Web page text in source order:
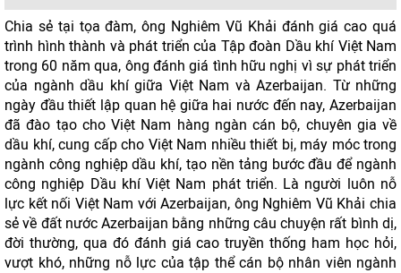
Chia sẻ tại tọa đàm, ông Nghiêm Vũ Khải đánh giá cao quá
trình hình thành và phát triển của Tập đoàn Dầu khí Việt Nam
trong 60 năm qua, ông đánh giá tình hữu nghị vì sự phát triển
của ngành dầu khí giữa Việt Nam và Azerbaijan. Từ những
ngày đầu thiết lập quan hệ giữa hai nước đến nay, Azerbaijan
đã đào tạo cho Việt Nam hàng ngàn cán bộ, chuyên gia về
dầu khí, cung cấp cho Việt Nam nhiều thiết bị, máy móc trong
ngành công nghiệp dầu khí, tạo nền tảng bước đầu để ngành
công nghiệp Dầu khí Việt Nam phát triển. Là người luôn nỗ
lực kết nối Việt Nam với Azerbaijan, ông Nghiêm Vũ Khải chia
sẻ về đất nước Azerbaijan bằng những câu chuyện rất bình dị,
đời thường, qua đó đánh giá cao truyền thống ham học hỏi,
vượt khó, những nỗ lực của tập thể cán bộ nhân viên ngành